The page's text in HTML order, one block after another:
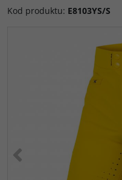
Kod produktu: E8103YS/S
<